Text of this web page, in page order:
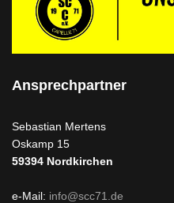
Ansprechpartner
Sebastian Mertens
Oskamp 15
59394 Nordkirchen
e-Mail: info@scc71.de